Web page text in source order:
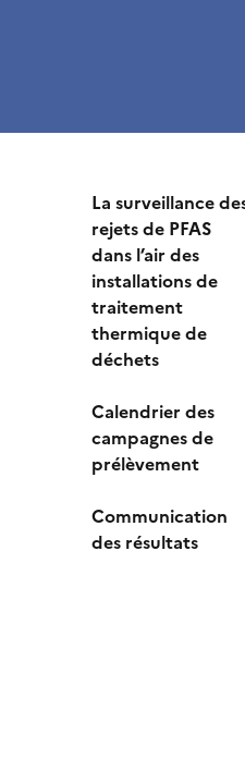
La surveillance
rejets de PFAS
dans l’air des
installations de
traitement
thermique de
déchets
Calendrier des
campagnes de
prélèvement
Communication
des résultats